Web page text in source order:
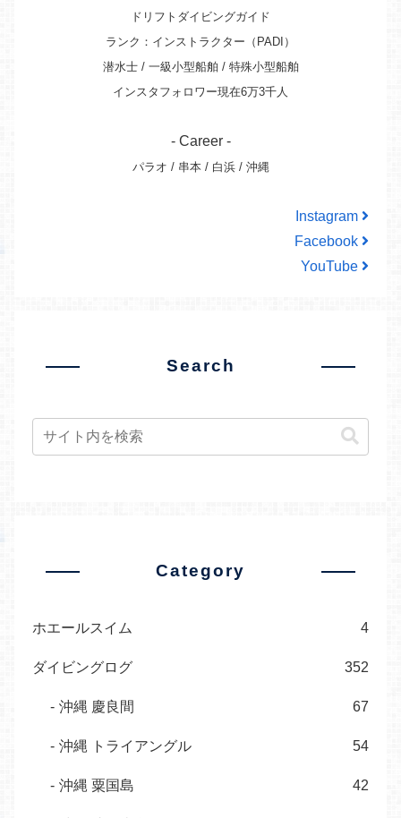
ドリフトダイビングガイド
ランク：インストラクター（PADI）
潜水士 / 一級小型船舶 / 特殊小型船舶
インスタフォロワー現在6万3千人
- Career -
パラオ / 串本 / 白浜 / 沖縄
Instagram
Facebook
YouTube
Search
Category
ホエールスイム 4
ダイビングログ 352
沖縄 慶良間 67
沖縄 トライアングル 54
沖縄 粟国島 42